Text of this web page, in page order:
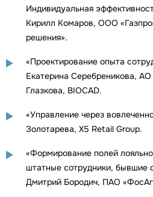
Индивидуальная
Кирилл Комаров, ООО
решения».
«Проектирование опыта
Екатерина Серебреникова,
Глазкова, BIOCAD.
«Управление через
Золотарева, X5 Retail Group.
«Формирование полей
штатные сотрудники, бывшие
Дмитрий Бородич, ПАО